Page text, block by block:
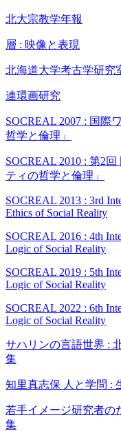
北大宗教学年報
層 : 映像と表現
北海道大学考古学研究
連環画研究
SOCREAL 2007 : 国際
哲学と倫理」
SOCREAL 2010 : 第2
ティの哲学と倫理」
SOCREAL 2013 : 3rd
Ethics of Social Reality
SOCREAL 2016 : 4th
Logic of Social Reality
SOCREAL 2019 : 5th
Logic of Social Reality
SOCREAL 2022 : 6th
Logic of Social Reality
サハリンの言語世界 :
集
知里真志保 人と学問 :
若手イメージ研究者の
集